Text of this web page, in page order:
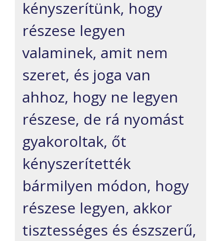
kényszerítünk, hogy
részese legyen
valaminek, amit nem
szeret, és joga van
ahhoz, hogy ne legyen
részese, de rá nyomást
gyakoroltak, őt
kényszerítették
bármilyen módon, hogy
részese legyen, akkor
tisztességes és észszerű,